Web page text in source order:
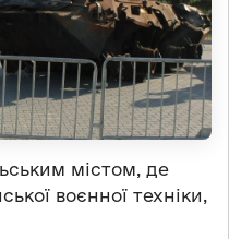
містом, де
воєнної техніки,